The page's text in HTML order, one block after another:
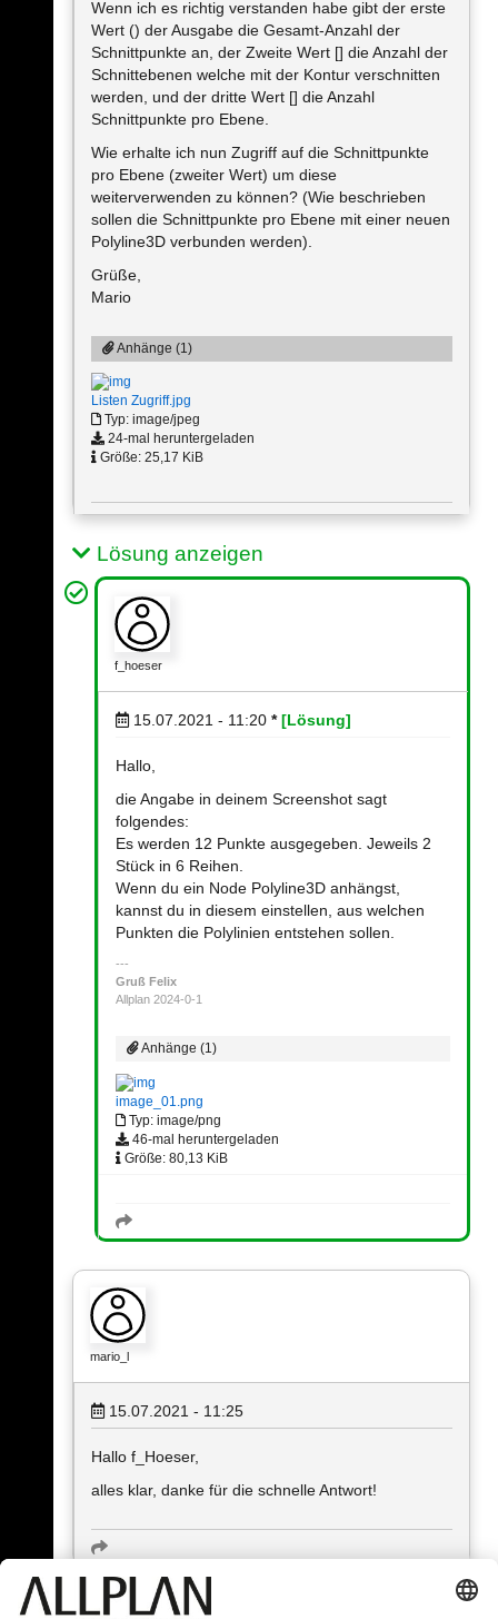
Wenn ich es richtig verstanden habe gibt der erste
Wert () der Ausgabe die Gesamt-Anzahl der
Schnittpunkte an, der Zweite Wert [] die Anzahl der
Schnittebenen welche mit der Kontur verschnitten
werden, und der dritte Wert [] die Anzahl
Schnittpunkte pro Ebene.
Wie erhalte ich nun Zugriff auf die Schnittpunkte
pro Ebene (zweiter Wert) um diese
weiterverwenden zu können? (Wie beschrieben
sollen die Schnittpunkte pro Ebene mit einer neuen
Polyline3D verbunden werden).
Grüße,
Mario
Anhänge (1)
Listen Zugriff.jpg
Typ: image/jpeg
24-mal heruntergeladen
Größe: 25,17 KiB
Lösung anzeigen
f_hoeser
15.07.2021 - 11:20 * [Lösung]
Hallo,
die Angabe in deinem Screenshot sagt
folgendes:
Es werden 12 Punkte ausgegeben. Jeweils 2
Stück in 6 Reihen.
Wenn du ein Node Polyline3D anhängst,
kannst du in diesem einstellen, aus welchen
Punkten die Polylinien entstehen sollen.
Gruß Felix
Allplan 2024-0-1
Anhänge (1)
image_01.png
Typ: image/png
46-mal heruntergeladen
Größe: 80,13 KiB
mario_l
15.07.2021 - 11:25
Hallo f_Hoeser,
alles klar, danke für die schnelle Antwort!